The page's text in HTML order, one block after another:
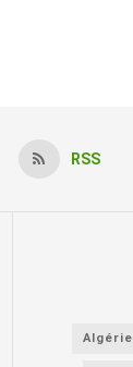
RSS
Algérie